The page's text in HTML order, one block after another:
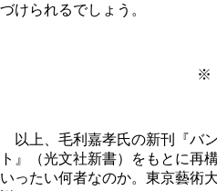
づけられるでしょう。
※
以上、毛利嘉孝氏の新刊『バ
ト』（光文社新書）をもとに再
いったい何者なのか。東京藝術